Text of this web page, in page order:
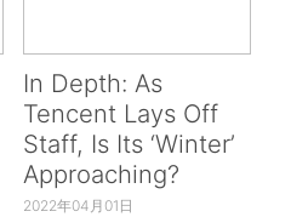
In Depth: As
Tencent Lays Off
Staff, Is Its ‘Winter’
Approaching?
2022年04月01日